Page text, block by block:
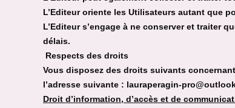
L’Editeur oriente les Utilisateurs autant que
L’Editeur s’engage à ne conserver et traiter
délais.
Respects des droits
Vous disposez des droits suivants
l’adresse suivante : lauraperagin-
Droit d’information, d’accès et de